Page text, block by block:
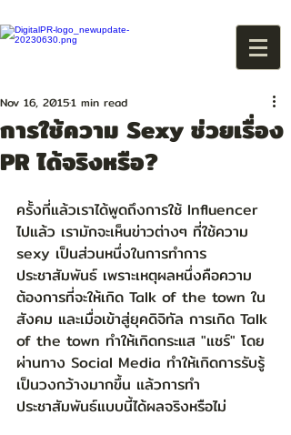
การใช้ความ Sexy ช่วยเรื่อง
PR ได้จริงหรือ?
Nov 16, 20151 min read
ครั้งที่แล้วเราได้พูดถึงการใช้ Influencer
ไปแล้ว เรามักจะเห็นข่าวต่างๆ ที่ใช้ความ
sexy เป็นส่วนหนึ่งในการทำการ
ประชาสัมพันธ์ เพราะเหตุผลหนึ่งคือความ
ต้องการที่จะให้เกิด Talk of the town ใน
สังคม และเมื่อเข้าสู่ยุคดิจิทัล การเกิด Talk
of the town ทำให้เกิดกระแส "แชร์" โดย
ผ่านทาง Social Media ทำให้เกิดการรับรู้
เป็นวงกว้างมากขึ้น แล้วการทำ
ประชาสัมพันธ์แบบนี้ได้ผลจริงหรือไม่